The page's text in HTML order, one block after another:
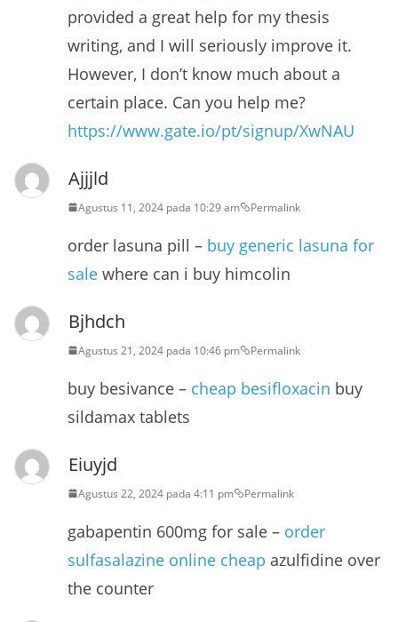
provided a great help for my thesis
writing, and I will seriously improve it.
However, I don’t know much about a
certain place. Can you help me?
https://www.gate.io/pt/signup/XwNAU
Ajjjld
Agustus 11, 2024 pada 10:29 am Permalink
order lasuna pill – buy generic lasuna for
sale where can i buy himcolin
Bjhdch
Agustus 21, 2024 pada 10:46 pm Permalink
buy besivance – cheap besifloxacin buy
sildamax tablets
Eiuyjd
Agustus 22, 2024 pada 4:11 pm Permalink
gabapentin 600mg for sale – order
sulfasalazine online cheap azulfidine over
the counter